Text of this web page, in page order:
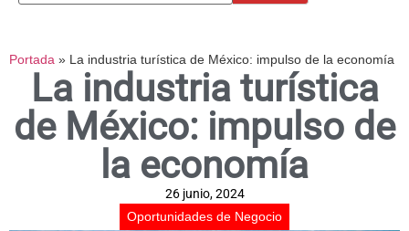
Portada » La industria turística de México: impulso de la economía
La industria turística
de México: impulso de
la economía
26 junio, 2024
Oportunidades de Negocio